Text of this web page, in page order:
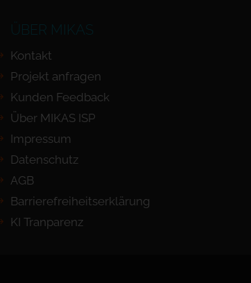
ÜBER MIKAS
Kontakt
Projekt anfragen
Kunden Feedback
Über MIKAS ISP
Impressum
Datenschutz
AGB
Barrierefreiheits­erklärung
KI Tranparenz